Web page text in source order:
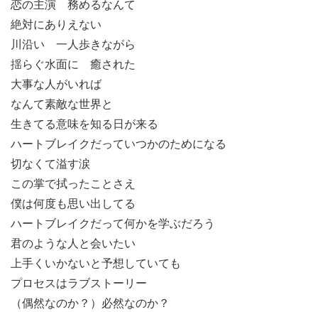
恋の主演 務めるなんて
絶対にありえない
川沿い 一人歩きながら
揺らぐ水面に 癒された
大事な人がいれば
なんて素敵な世界と
生きてる意味を知る日が来る
ハートブレイクだっていつかのためになる
切なくて溢す涙
この掌で拭ったことさえ
僕は何度も思い出してる
ハートブレイクだって何かを学ぶだろう
君のような人と会いたい
上手くいかないと予想していても
プロセスはラブストーリー
（偶然なのか？）必然なのか？